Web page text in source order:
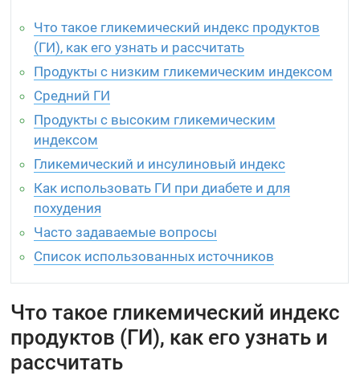
Что такое гликемический индекс продуктов
(ГИ), как его узнать и рассчитать
Продукты с низким гликемическим индексом
Средний ГИ
Продукты с высоким гликемическим
индексом
Гликемический и инсулиновый индекс
Как использовать ГИ при диабете и для
похудения
Часто задаваемые вопросы
Список использованных источников
Что такое гликемический индекс
продуктов (ГИ), как его узнать и
рассчитать